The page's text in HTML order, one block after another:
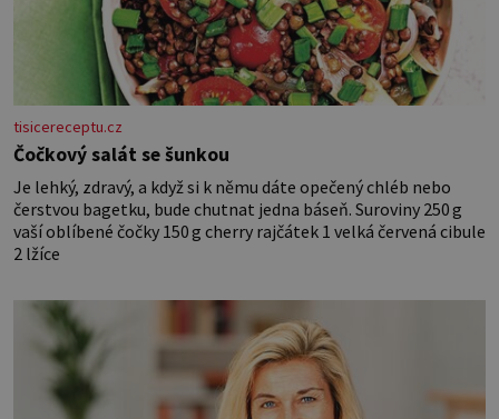
tisicereceptu.cz
Čočkový salát se šunkou
Je lehký, zdravý, a když si k němu dáte opečený chléb nebo
čerstvou bagetku, bude chutnat jedna báseň. Suroviny 250 g
vaší oblíbené čočky 150 g cherry rajčátek 1 velká červená cibule
2 lžíce